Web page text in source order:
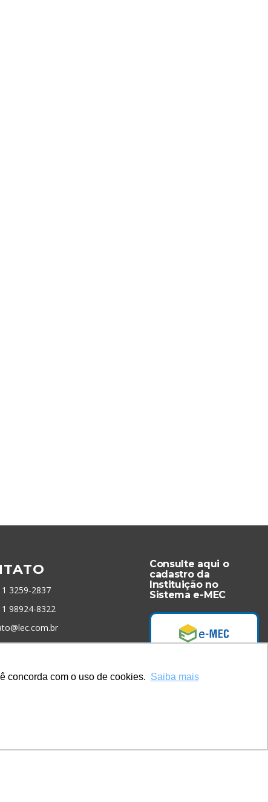
concorda com o uso de cookies. Saiba mais
3259-2837
98924-8322
Antifraude
Consulte aqui o
cadastro da
Instituição no
Sistema e-MEC